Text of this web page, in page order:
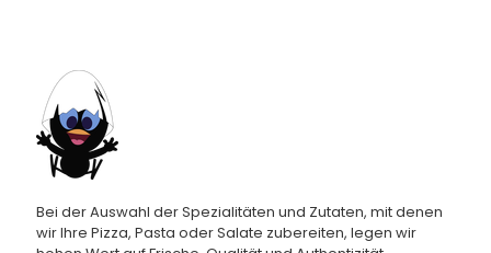
Bei der Auswahl der Spezialitäten und Zutaten, mit denen
wir Ihre Pizza, Pasta oder Salate zubereiten, legen wir